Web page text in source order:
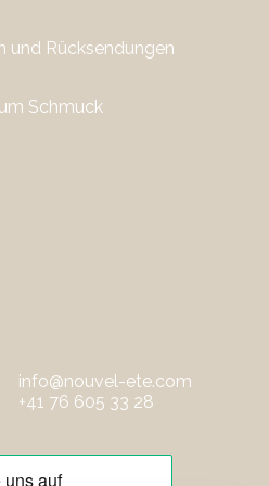
und Rücksendungen
Schmuck
info@nouvel-ete.com
‭+41 76 605 33 28